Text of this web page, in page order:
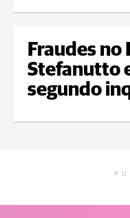
Fraudes no
Stefanutto
segundo